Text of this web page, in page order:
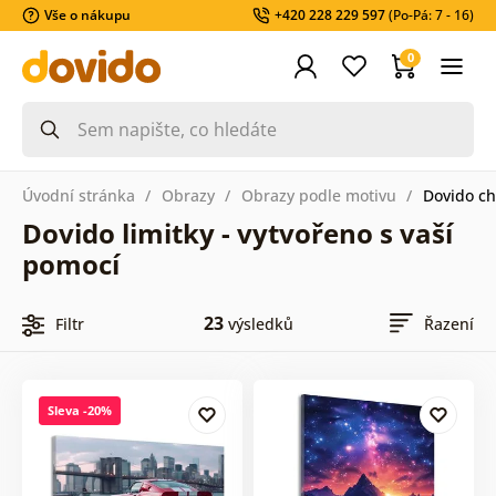
Vše o nákupu +420 228 229 597(Po-Pá: 7 - 16)
0
Úvodní stránka Obrazy Obrazy podle motivu Dovido
Dovido limitky - vytvořeno s vaší
pomocí
Filtr 23výsledků Řazení
Sleva -20%